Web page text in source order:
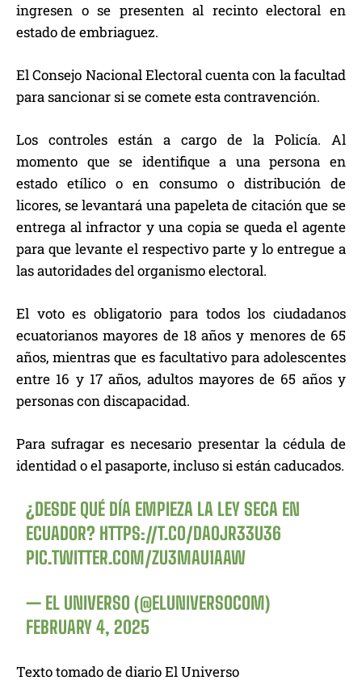
ingresen o se presenten al recinto electoral en
estado de embriaguez.
El Consejo Nacional Electoral cuenta con la facultad
para sancionar si se comete esta contravención.
Los controles están a cargo de la Policía. Al
momento que se identifique a una persona en
estado etílico o en consumo o distribución de
licores, se levantará una papeleta de citación que se
entrega al infractor y una copia se queda el agente
para que levante el respectivo parte y lo entregue a
las autoridades del organismo electoral.
El voto es obligatorio para todos los ciudadanos
ecuatorianos mayores de 18 años y menores de 65
años, mientras que es facultativo para adolescentes
entre 16 y 17 años, adultos mayores de 65 años y
personas con discapacidad.
Para sufragar es necesario presentar la cédula de
identidad o el pasaporte, incluso si están caducados.
¿DESDE QUÉ DÍA EMPIEZA LA LEY SECA EN
ECUADOR? HTTPS://T.CO/DAOJR33U36
PIC.TWITTER.COM/ZU3MAU1AAW
— EL UNIVERSO (@ELUNIVERSOCOM)
FEBRUARY 4, 2025
Texto tomado de diario El Universo